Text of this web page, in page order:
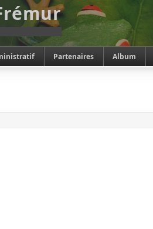
Partenaires Album